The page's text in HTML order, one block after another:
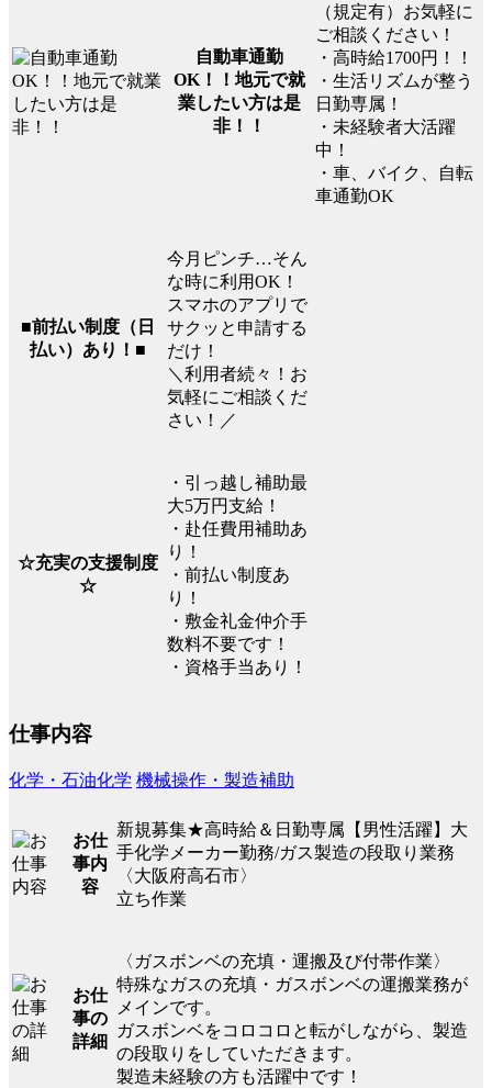
自動車通勤
OK！！地元で就
業したい方は是
非！！
（規定有）お気軽に
ご相談ください！
・高時給1700円！！
・生活リズムが整う
日勤専属！
・未経験者大活躍
中！
・車、バイク、自転
車通勤OK
■前払い制度（日
払い）あり！■
今月ピンチ…そん
な時に利用OK！
スマホのアプリで
サクッと申請する
だけ！
＼利用者続々！お
気軽にご相談くだ
さい！／
☆充実の支援制度
☆
・引っ越し補助最
大5万円支給！
・赴任費用補助あ
り！
・前払い制度あ
り！
・敷金礼金仲介手
数料不要です！
・資格手当あり！
仕事内容
化学・石油化学 機械操作・製造補助
お仕
事内
容
新規募集★高時給＆日勤専属【男性活躍】大
手化学メーカー勤務/ガス製造の段取り業務
〈大阪府高石市〉
立ち作業
お仕
事の
詳細
〈ガスボンベの充填・運搬及び付帯作業〉
特殊なガスの充填・ガスボンベの運搬業務が
メインです。
ガスボンベをコロコロと転がしながら、製造
の段取りをしていただきます。
製造未経験の方も活躍中です！